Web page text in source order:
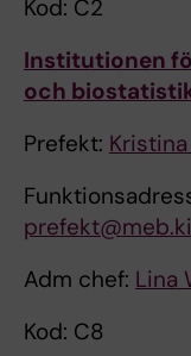
Kod: C2
Institutionen
och
Prefekt:
Adm chef: Lina
Kod: C8